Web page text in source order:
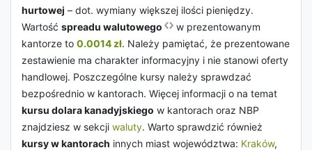
hurtowej – dot. wymiany większej ilości pieniędzy.
Wartość spreadu walutowego
w prezentowanym
kantorze to 0.0014 zł. Należy pamiętać, że prezentowane
zestawienie ma charakter informacyjny i nie stanowi oferty
handlowej. Poszczególne kursy należy sprawdzać
bezpośrednio w kantorach. Więcej informacji o na temat
kursu dolara kanadyjskiego w kantorach oraz NBP
znajdziesz w sekcji waluty. Warto sprawdzić również
kursy w kantorach innych miast województwa: Kraków,